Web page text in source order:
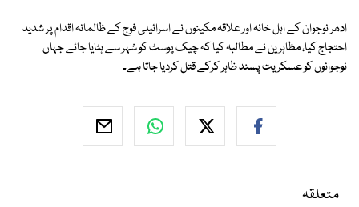
ادھر نوجوان کے اہل خانہ اور علاقہ مکینوں نے اسرائیلی فوج کے ظالمانہ اقدام پر شدید
احتجاج کیا، مظاہرین نے مطالبہ کیا کہ چیک پوسٹ کو شہر سے ہٹایا جائے جہاں
نوجوانوں کو عسکریت پسند ظاہر کرکے قتل کردیا جاتا ہے۔
متعلقہ